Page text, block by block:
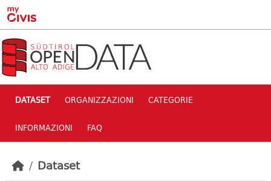
Skip to main content
DATASET ORGANIZZAZIONI CATEGORIE
INFORMAZIONI FAQ
Dataset